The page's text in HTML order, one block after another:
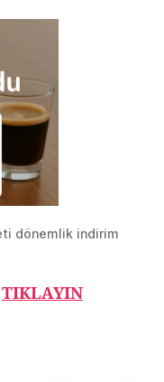
dönemlik indirim
TIKLAYIN